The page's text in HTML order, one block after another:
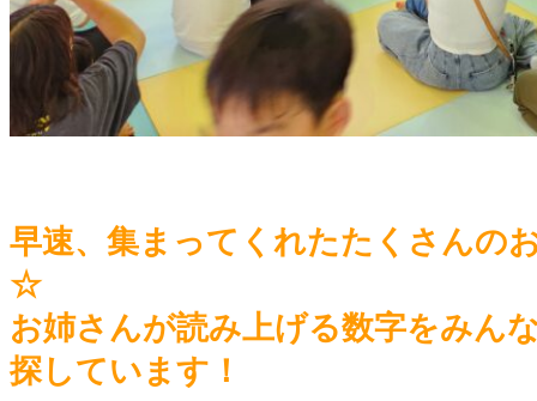
早速、集まってくれたたくさんの
☆
お姉さんが読み上げる数字をみん
探しています！